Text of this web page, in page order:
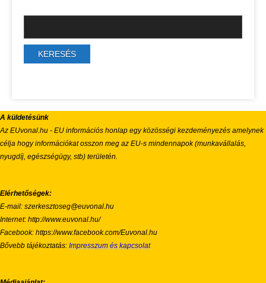
A küldetésünk
Az EUvonal.hu - EU információs honlap egy közösségi kezdeményezés amelynek
célja hogy információkat osszon meg az EU-s mindennapok (munkavállalás,
nyugdíj, egészségügy, stb) területén.
Elérhetőségek:
E-mail: szerkesztoseg@euvonal.hu
Internet: http://www.euvonal.hu/
Facebook: https://www.facebook.com/Euvonal.hu
Bővebb tájékoztatás: Impresszum és kapcsolat